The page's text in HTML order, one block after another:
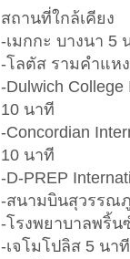
สถานที่ใกล้เคียง
-เมกกะ บางนา 5
-โลตัส รามคำแห
-Dulwich College
10 นาที
-Concordian
10 นาที
-D-PREP
-สนามบินสุวรรณ
-โรงพยาบาลพริ้
-เจโมโปลิส 5 นาที